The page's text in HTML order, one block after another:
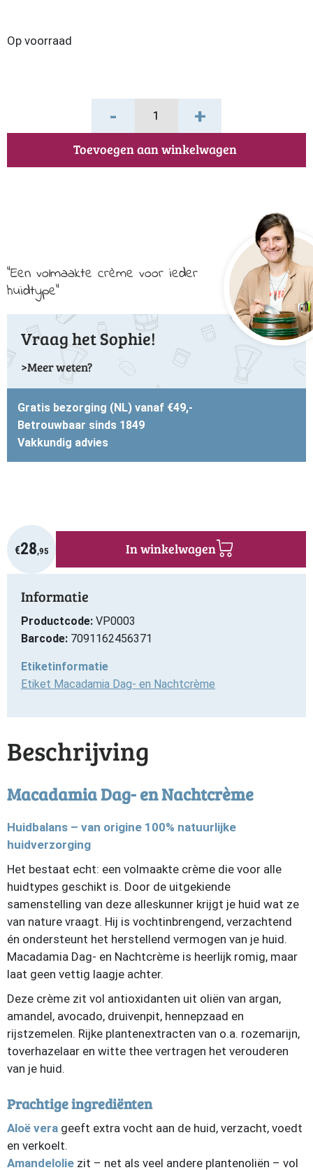
Op voorraad
-
Nachtcrème
+
Toevoegen aan winkelwagen
Een volmaakte crème voor ieder
huidtype
Vraag het Sophie!
Meer weten?
Gratis bezorging (NL) vanaf €49,-
Betrouwbaar sinds 1849
Vakkundig advies
Beschrijving
Macadamia Dag- en Nachtcrème
Huidbalans – van origine 100% natuurlijke
huidverzorging
Het bestaat echt: een volmaakte crème die voor alle
huidtypes geschikt is. Door de uitgekiende
samenstelling van deze alleskunner krijgt je huid wat ze
van nature vraagt. Hij is vochtinbrengend, verzachtend
én ondersteunt het herstellend vermogen van je huid.
Macadamia Dag- en Nachtcrème is heerlijk romig, maar
laat geen vettig laagje achter.
Deze crème zit vol antioxidanten uit oliën van argan,
amandel, avocado, druivenpit, hennepzaad en
rijstzemelen. Rijke plantenextracten van o.a. rozemarijn,
toverhazelaar en witte thee vertragen het verouderen
van je huid.
Prachtige ingrediënten
Aloë vera geeft extra vocht aan de huid, verzacht, voedt
en verkoelt.
Amandelolie zit – net als veel andere plantenoliën – vol
€28,95 In winkelwagen
Informatie
Productcode: VP0003
Barcode: 7091162456371
Etiketinformatie
Etiket Macadamia Dag- en Nachtcrème